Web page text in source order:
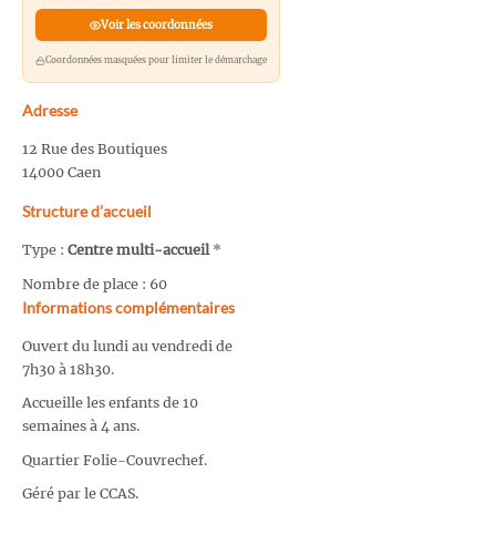
Voir les coordonnées
Coordonnées masquées pour limiter le démarchage
Adresse
12 Rue des Boutiques
14000 Caen
Structure d’accueil
Type : Centre multi-accueil*
Nombre de place : 60
Informations complémentaires
Ouvert du lundi au vendredi de
7h30 à 18h30.
Accueille les enfants de 10
semaines à 4 ans.
Quartier Folie-Couvrechef.
Géré par le CCAS.